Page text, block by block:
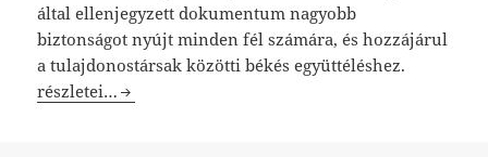
által ellenjegyzett dokumentum nagyobb
biztonságot nyújt minden fél számára, és hozzájárul
a tulajdonostársak közötti békés együttéléshez.
Használati megosztási szerződés és határozott idejű
részletei…